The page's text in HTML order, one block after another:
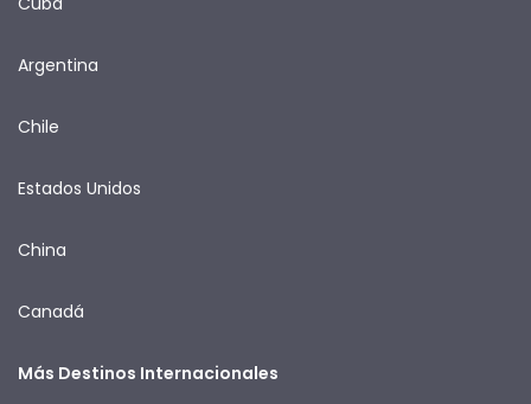
Argentina
Chile
Estados Unidos
China
Canadá
Más Destinos Internacionales